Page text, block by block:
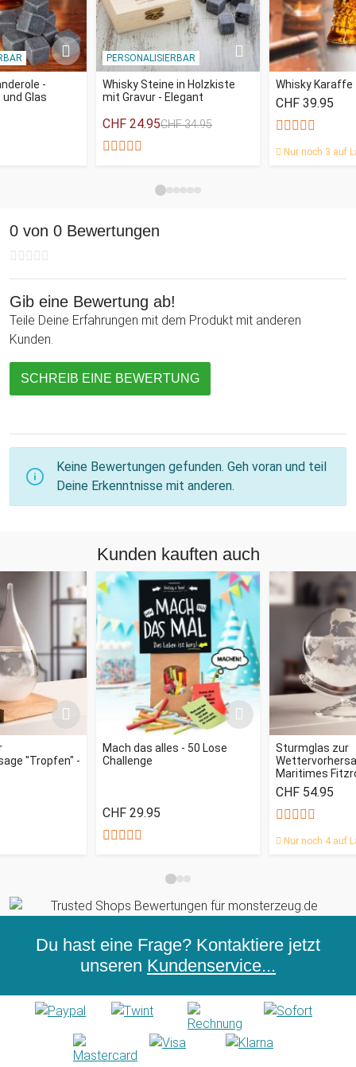
-
Glas
PERSONALISIERBAR
Whisky Steine in Holzkiste
mit Gravur - Elegant
CHF 24.95CHF 34.95
Whisky
CHF 39.95
Nur noch 3 auf
0 von 0 Bewertungen
Gib eine Bewertung ab!
Teile Deine Erfahrungen mit dem Produkt mit anderen
Kunden.
SCHREIB EINE BEWERTUNG
Keine Bewertungen gefunden. Geh voran und teil
Deine Erkenntnisse mit anderen.
Kunden kauften auch
"Tropfen" -
Mach das alles - 50 Lose
Challenge
CHF 29.95
Sturmglas zur
Maritimes
CHF 54.95
Nur noch 4 auf
Du hast eine Frage? Kontaktiere jetzt
unseren Kundenservice...